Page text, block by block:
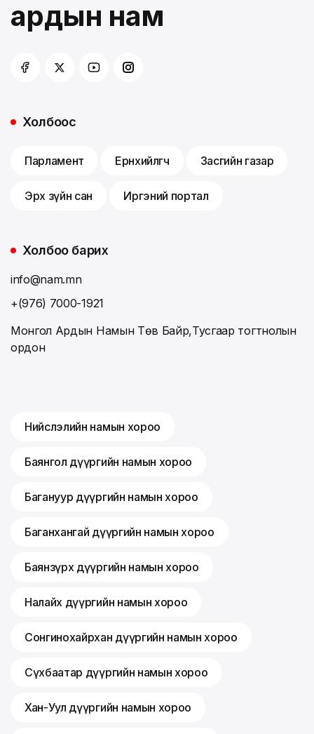
ардын нам
Холбоос
Парламент Ерөнхийлөгч Засгийн газар
Эрх зүйн сан Иргэний портал
Холбоо барих
info@nam.mn
+(976) 7000-1921
Монгол Ардын Намын Төв Байр,Тусгаар тогтнолын
ордон
Нийслэлийн намын хороо
Баянгол дүүргийн намын хороо
Багануур дүүргийн намын хороо
Баганхангай дүүргийн намын хороо
Баянзүрх дүүргийн намын хороо
Налайх дүүргийн намын хороо
Сонгинохайрхан дүүргийн намын хороо
Сүхбаатар дүүргийн намын хороо
Хан-Уул дүүргийн намын хороо